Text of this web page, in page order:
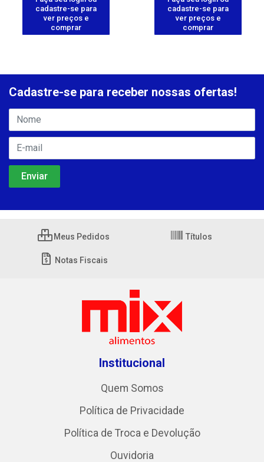
cadastre-se para
ver preços e
comprar
cadastre-se para
ver preços e
comprar
Cadastre-se para receber nossas ofertas!
Meus Pedidos Títulos
Notas Fiscais
Institucional
Quem Somos
Política de Privacidade
Política de Troca e Devolução
Ouvidoria